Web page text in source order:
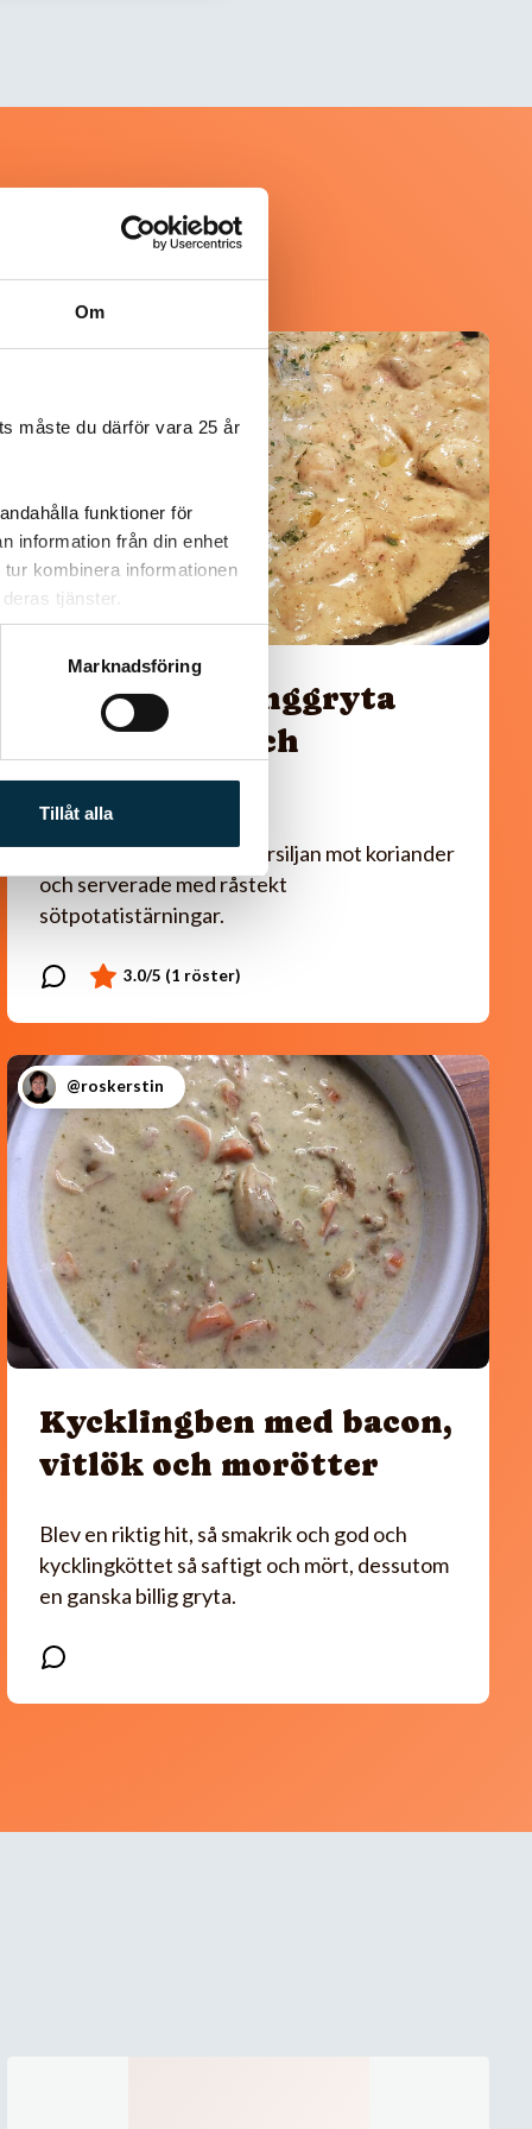
Om
måste du därför vara 25 år
funktioner för
information från din enhet
kombinera informationen
tjänster.
Marknadsföring
Tillåt alla
Paleo: Kycklinggryta
med mango och
mandelsmör
Smarrigt! Jag bytte ut persiljan mot koriander
och serverade med råstekt
sötpotatistärningar.
@roskerstin
Kycklingben med bacon,
vitlök och morötter
Blev en riktig hit, så smakrik och god och
kycklingköttet så saftigt och mört, dessutom
en ganska billig gryta.